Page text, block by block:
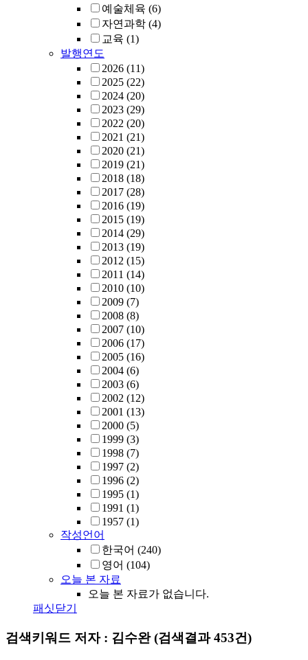
예술체육 (6)
자연과학 (4)
교육 (1)
발행연도
2026 (11)
2025 (22)
2024 (20)
2023 (29)
2022 (20)
2021 (21)
2020 (21)
2019 (21)
2018 (18)
2017 (28)
2016 (19)
2015 (19)
2014 (29)
2013 (19)
2012 (15)
2011 (14)
2010 (10)
2009 (7)
2008 (8)
2007 (10)
2006 (17)
2005 (16)
2004 (6)
2003 (6)
2002 (12)
2001 (13)
2000 (5)
1999 (3)
1998 (7)
1997 (2)
1996 (2)
1995 (1)
1991 (1)
1957 (1)
작성언어
한국어 (240)
영어 (104)
오늘 본 자료
오늘 본 자료가 없습니다.
패싯닫기
검색키워드 저자 : 김수완(검색결과 453건)